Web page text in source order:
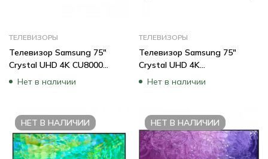
ТЕЛЕВИЗОРЫ
Телевизор Samsung 75″
Crystal UHD 4K CU8000
UE75CU8000UXCE (75 “,
Нет в наличии
ТЕЛЕВИЗОРЫ
Телевизор Samsung 75″
Crystal UHD 4K
UE75CU7100UXCE (75 “,
Нет в наличии
НЕТ В НАЛИЧИИ НЕТ В НАЛИЧИИ